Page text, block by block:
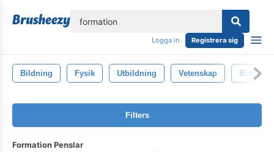
Logga in Registrera sig
Bildning Fysik Utbildning Vetenskap Bok
Filters
Formation Penslar